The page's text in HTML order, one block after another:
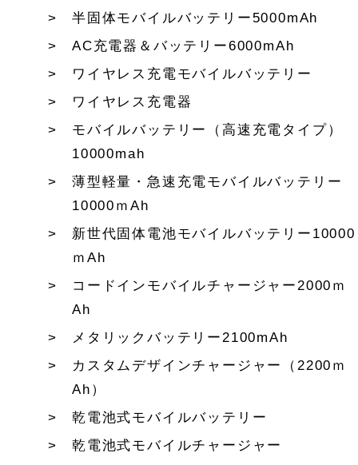
半固体モバイルバッテリー5000mAh
AC充電器＆バッテリー6000mAh
ワイヤレス充電モバイルバッテリー
ワイヤレス充電器
モバイルバッテリー（高速充電タイプ）
10000mah
薄型軽量・急速充電モバイルバッテリー
10000ｍAh
新世代固体電池モバイルバッテリー10000
ｍAh
コードインモバイルチャージャー2000ｍ
Ah
メタリックバッテリー2100mAh
カスタムデザインチャージャー（2200ｍ
Ah）
乾電池式モバイルバッテリー
乾電池式モバイルチャージャー